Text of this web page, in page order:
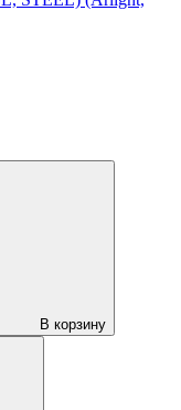
В корзину